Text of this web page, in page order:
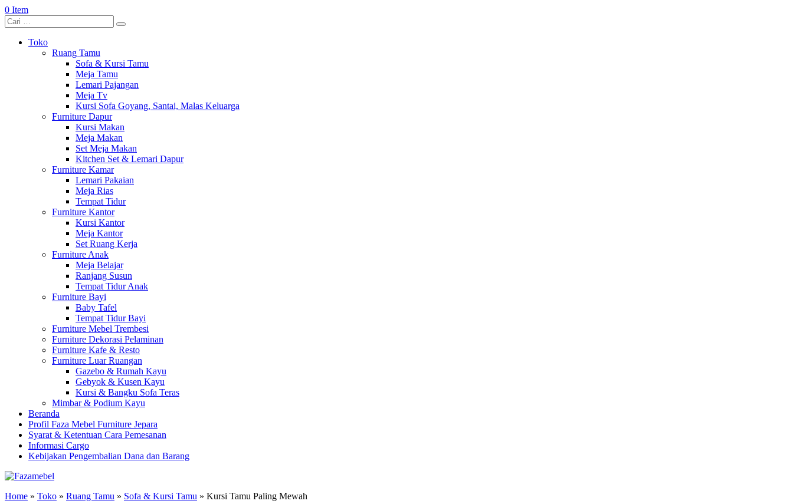
0 Item
Toko
Ruang Tamu
Sofa & Kursi Tamu
Meja Tamu
Lemari Pajangan
Meja Tv
Kursi Sofa Goyang, Santai, Malas Keluarga
Furniture Dapur
Kursi Makan
Meja Makan
Set Meja Makan
Kitchen Set & Lemari Dapur
Furniture Kamar
Lemari Pakaian
Meja Rias
Tempat Tidur
Furniture Kantor
Kursi Kantor
Meja Kantor
Set Ruang Kerja
Furniture Anak
Meja Belajar
Ranjang Susun
Tempat Tidur Anak
Furniture Bayi
Baby Tafel
Tempat Tidur Bayi
Furniture Mebel Trembesi
Furniture Dekorasi Pelaminan
Furniture Kafe & Resto
Furniture Luar Ruangan
Gazebo & Rumah Kayu
Gebyok & Kusen Kayu
Kursi & Bangku Sofa Teras
Mimbar & Podium Kayu
Beranda
Profil Faza Mebel Furniture Jepara
Syarat & Ketentuan Cara Pemesanan
Informasi Cargo
Kebijakan Pengembalian Dana dan Barang
Home » Toko » Ruang Tamu » Sofa & Kursi Tamu » Kursi Tamu Paling Mewah